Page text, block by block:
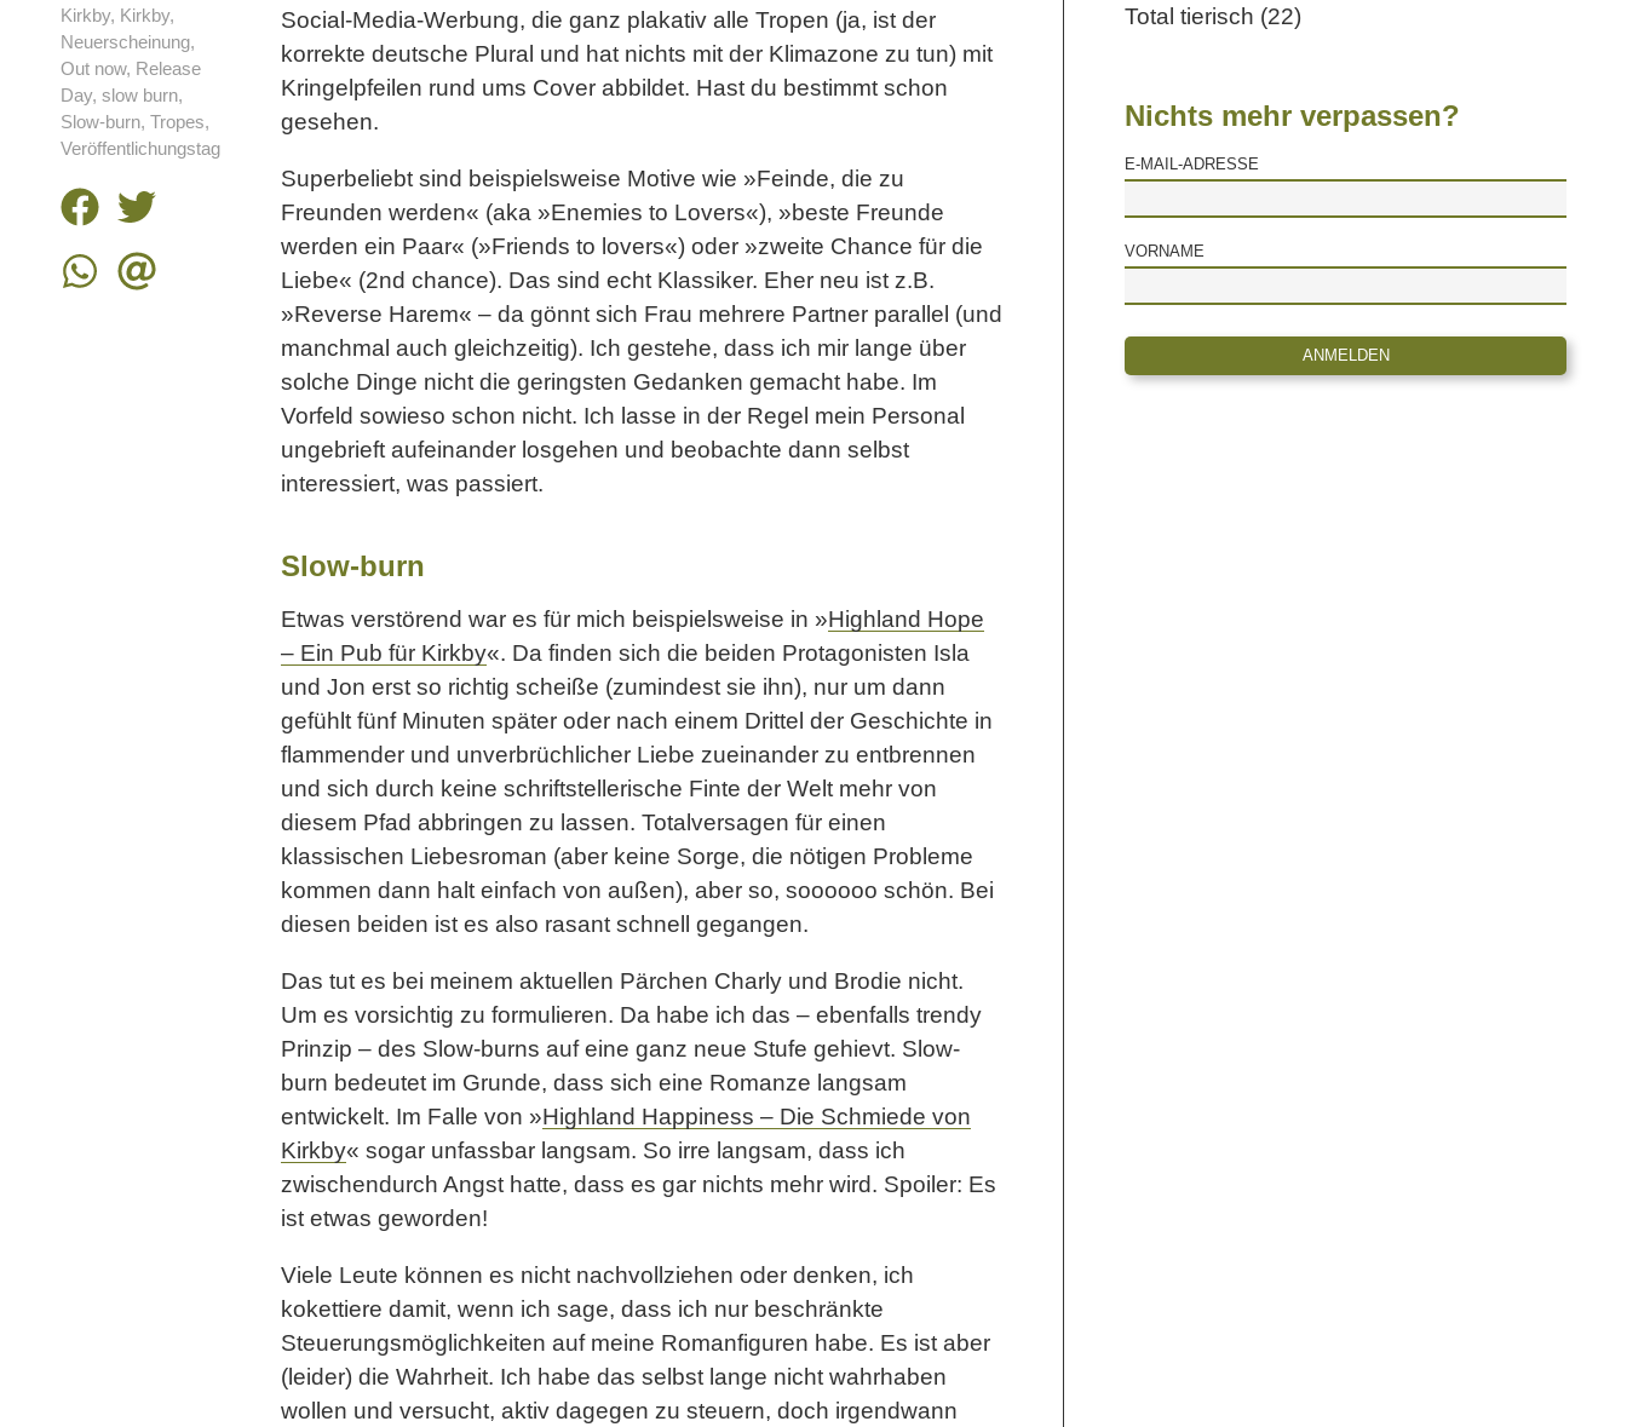
Kirkby, Kirkby,
Neuerscheinung,
Out now, Release
Day, slow burn,
Slow-burn, Tropes,
Veröffentlichungstag
Social-Media-Werbung, die ganz plakativ alle Tropen (ja, ist der
korrekte deutsche Plural und hat nichts mit der Klimazone zu tun) mit
Kringelpfeilen rund ums Cover abbildet. Hast du bestimmt schon
gesehen.
Superbeliebt sind beispielsweise Motive wie »Feinde, die zu
Freunden werden« (aka »Enemies to Lovers«), »beste Freunde
werden ein Paar« (»Friends to lovers«) oder »zweite Chance für die
Liebe« (2nd chance). Das sind echt Klassiker. Eher neu ist z.B.
»Reverse Harem« – da gönnt sich Frau mehrere Partner parallel (und
manchmal auch gleichzeitig). Ich gestehe, dass ich mir lange über
solche Dinge nicht die geringsten Gedanken gemacht habe. Im
Vorfeld sowieso schon nicht. Ich lasse in der Regel mein Personal
ungebrieft aufeinander losgehen und beobachte dann selbst
interessiert, was passiert.
Slow-burn
Etwas verstörend war es für mich beispielsweise in »Highland Hope
– Ein Pub für Kirkby«. Da finden sich die beiden Protagonisten Isla
und Jon erst so richtig scheiße (zumindest sie ihn), nur um dann
gefühlt fünf Minuten später oder nach einem Drittel der Geschichte in
flammender und unverbrüchlicher Liebe zueinander zu entbrennen
und sich durch keine schriftstellerische Finte der Welt mehr von
diesem Pfad abbringen zu lassen. Totalversagen für einen
klassischen Liebesroman (aber keine Sorge, die nötigen Probleme
kommen dann halt einfach von außen), aber so, soooooo schön. Bei
diesen beiden ist es also rasant schnell gegangen.
Das tut es bei meinem aktuellen Pärchen Charly und Brodie nicht.
Um es vorsichtig zu formulieren. Da habe ich das – ebenfalls trendy
Prinzip – des Slow-burns auf eine ganz neue Stufe gehievt. Slow-
burn bedeutet im Grunde, dass sich eine Romanze langsam
entwickelt. Im Falle von »Highland Happiness – Die Schmiede von
Kirkby« sogar unfassbar langsam. So irre langsam, dass ich
zwischendurch Angst hatte, dass es gar nichts mehr wird. Spoiler: Es
ist etwas geworden!
Viele Leute können es nicht nachvollziehen oder denken, ich
kokettiere damit, wenn ich sage, dass ich nur beschränkte
Steuerungsmöglichkeiten auf meine Romanfiguren habe. Es ist aber
(leider) die Wahrheit. Ich habe das selbst lange nicht wahrhaben
wollen und versucht, aktiv dagegen zu steuern, doch irgendwann
Total tierisch (22)
Nichts mehr verpassen?
E-MAIL-ADRESSE
VORNAME